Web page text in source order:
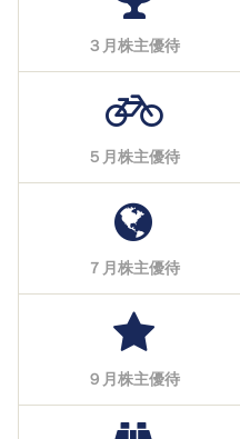
３月株主優待
５月株主優待
７月株主優待
９月株主優待